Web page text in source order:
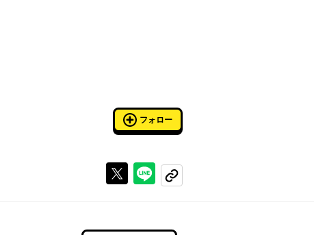
フォロー
Xで投稿するラインでシェアする
コピーする